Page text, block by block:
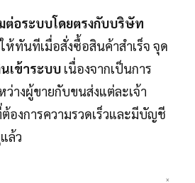
ต่อระบบโดยตรงกับบริษัท
ห้ทันทีเมื่อสั่งซื้อสินค้าสำเร็จ จุด
นเข้าระบบ เนื่องจากเป็นการ
ว่างผู้ขายกับขนส่งแต่ละเจ้า
องการความรวดเร็วและมีบัญชี
ล้ว